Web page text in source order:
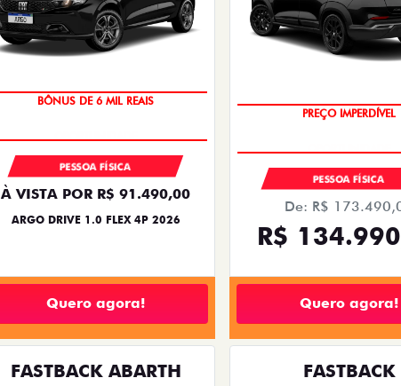
BÔNUS DE 6 MIL REAIS
PESSOA FÍSICA
À VISTA POR R$ 91.490,00
ARGO DRIVE 1.0 FLEX 4P 2026
Quero agora!
PREÇO IMPERDÍVEL
PESSOA FÍSICA
De: R$
R$
Quero agora!
FASTBACK ABARTH FASTBACK